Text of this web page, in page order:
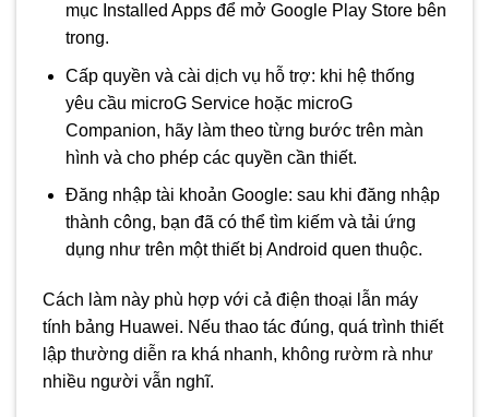
mục Installed Apps để mở Google Play Store bên
trong.
Cấp quyền và cài dịch vụ hỗ trợ: khi hệ thống
yêu cầu microG Service hoặc microG
Companion, hãy làm theo từng bước trên màn
hình và cho phép các quyền cần thiết.
Đăng nhập tài khoản Google: sau khi đăng nhập
thành công, bạn đã có thể tìm kiếm và tải ứng
dụng như trên một thiết bị Android quen thuộc.
Cách làm này phù hợp với cả điện thoại lẫn máy
tính bảng Huawei. Nếu thao tác đúng, quá trình thiết
lập thường diễn ra khá nhanh, không rườm rà như
nhiều người vẫn nghĩ.